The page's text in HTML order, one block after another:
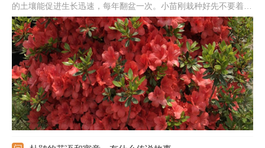
的土壤能促进生长迅速，每年翻盆一次。小苗刚栽种好先不要着急
见光，可以先缓苗一段时间，后期合理见光。它的根系比较的浅，
对水分要求很敏感，按照见干见湿的方法来浇。要想使杜鹃花生长
的快，还需合理施肥，生长期隔7-10天浇次稀薄的饼肥水。